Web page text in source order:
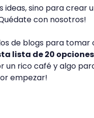
sino para crear
con nosotros!
de blogs para
lista de 20
un rico café y algo
empezar!